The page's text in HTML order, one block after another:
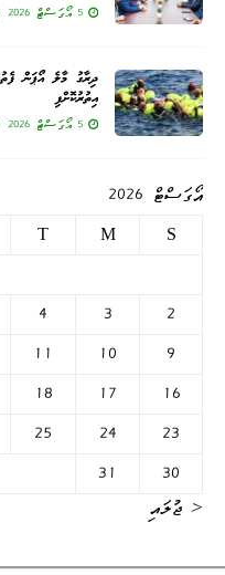
5 އޯގަސްޓް 2026 (ބުދަ)
އިތުރުކޮށްފި
5 އޯގަސްޓް 2026 (ބުދަ)
އޯގަސްޓް 2026
S
M
T
2
3
4
9
10
11
16
17
18
23
24
25
30
31
« ޖުލައި